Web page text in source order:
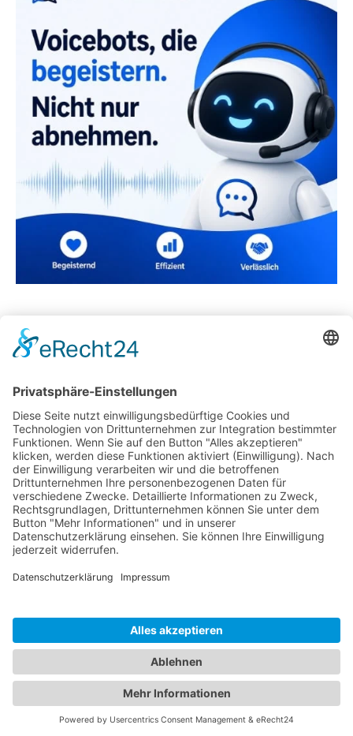
Bilder von der ITB Berlin
BVAT e.V. warnt vor Nachteilen ungenügender
Instandsetzung
Essen auf Rädern – Strukturen, Anbieter und
Impressum | Datenschutz |Magazine & Webseiten|Sitemap